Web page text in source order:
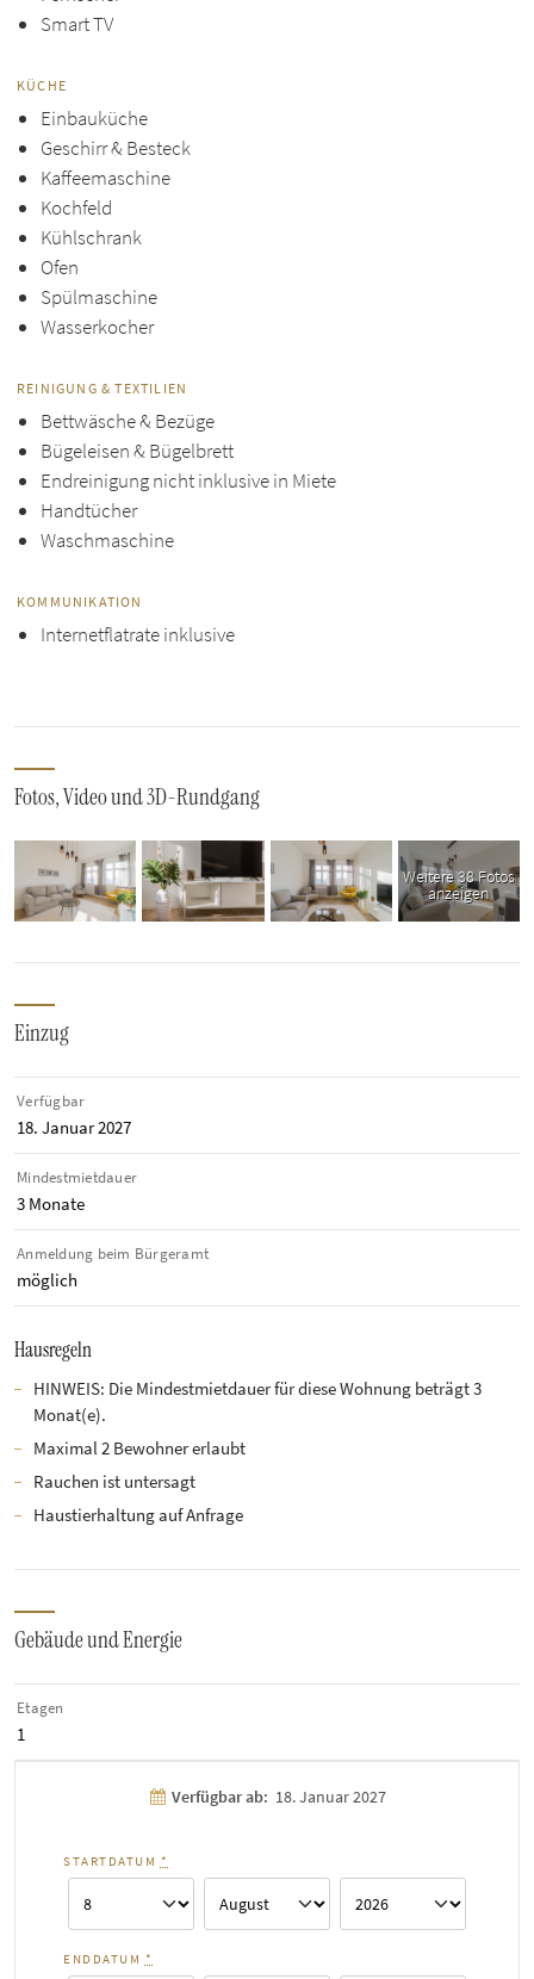
Smart TV
KÜCHE
Einbauküche
Geschirr & Besteck
Kaffeemaschine
Kochfeld
Kühlschrank
Ofen
Spülmaschine
Wasserkocher
REINIGUNG & TEXTILIEN
Bettwäsche & Bezüge
Bügeleisen & Bügelbrett
Endreinigung nicht inklusive in Miete
Handtücher
Waschmaschine
KOMMUNIKATION
Internetflatrate inklusive
Fotos, Video und 3D-Rundgang
Weitere 38 Fotos
anzeigen
Einzug
Verfügbar
18. Januar 2027
Mindestmietdauer
3 Monate
Anmeldung beim Bürgeramt
möglich
Hausregeln
HINWEIS: Die Mindestmietdauer für diese Wohnung beträgt 3
Monat(e).
Maximal 2 Bewohner erlaubt
Rauchen ist untersagt
Haustierhaltung auf Anfrage
Gebäude und Energie
Etagen
1
Verfügbar ab: 18. Januar 2027
STARTDATUM *
ENDDATUM *